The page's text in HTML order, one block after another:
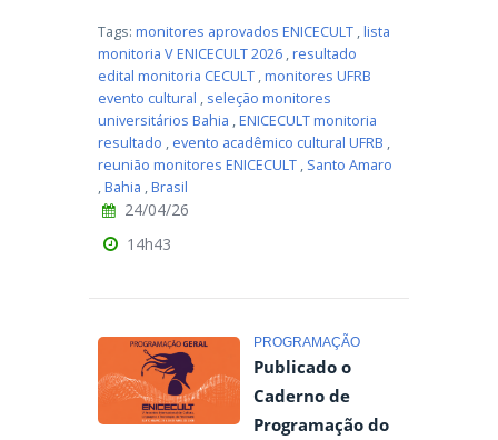
Tags: monitores aprovados ENICECULT ,lista
monitoria V ENICECULT 2026 ,resultado
edital monitoria CECULT ,monitores UFRB
evento cultural , seleção monitores
universitários Bahia ,ENICECULT monitoria
resultado , evento acadêmico cultural UFRB ,
reunião monitores ENICECULT , Santo Amaro
,Bahia ,Brasil
24/04/26
14h43
PROGRAMAÇÃO
Publicado o
Caderno de
Programação do